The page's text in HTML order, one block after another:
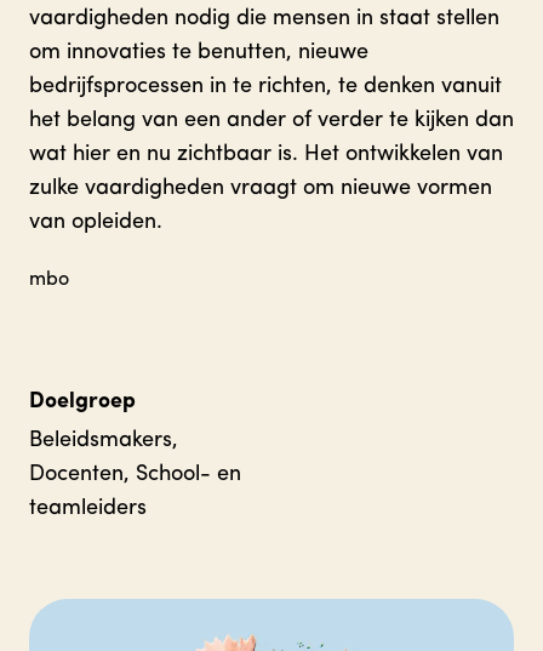
vaardigheden nodig die mensen in staat stellen
om innovaties te benutten, nieuwe
bedrijfsprocessen in te richten, te denken vanuit
het belang van een ander of verder te kijken dan
wat hier en nu zichtbaar is. Het ontwikkelen van
zulke vaardigheden vraagt om nieuwe vormen
van opleiden.
mbo
Doelgroep
Beleidsmakers,
Docenten, School- en
teamleiders